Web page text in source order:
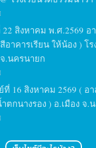
22 สิงหาคม พ.ศ.2569
าคารเรียน ให้น้อง ) โร
.นครนายก
16 สิงหาคม 2569 ( อ
ตกนางรอง ) อ.เมือง จ.